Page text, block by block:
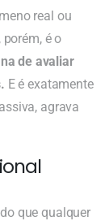
real ou
é o
de avaliar
E é exatamente
agrava
que qualquer